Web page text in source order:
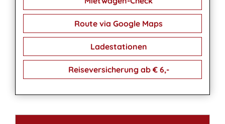
Route via Google Maps
Ladestationen
Reiseversicherung ab € 6,-